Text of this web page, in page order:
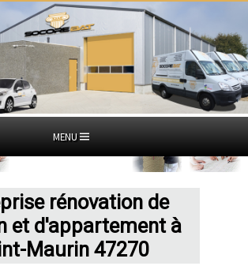
MENU
rénovation de
et d'appartement à
Maurin 47270